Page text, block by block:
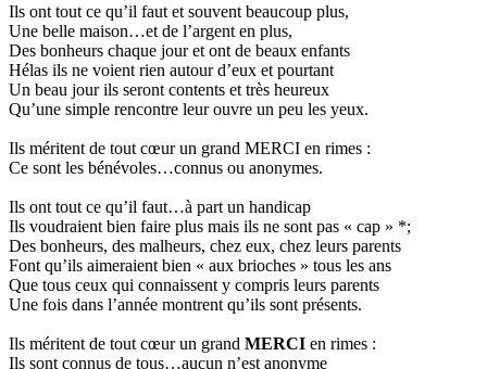
Ils ont tout ce qu’il faut et souvent beaucoup plus,
Une belle maison…et de l’argent en plus,
Des bonheurs chaque jour et ont de beaux enfants
Hélas ils ne voient rien autour d’eux et pourtant
Un beau jour ils seront contents et très heureux
Qu’une simple rencontre leur ouvre un peu les yeux.
Ils méritent de tout cœur un grand MERCI en rimes :
Ce sont les bénévoles…connus ou anonymes.
Ils ont tout ce qu’il faut…à part un handicap
Ils voudraient bien faire plus mais ils ne sont pas « cap » *;
Des bonheurs, des malheurs, chez eux, chez leurs parents
Font qu’ils aimeraient bien « aux brioches » tous les ans
Que tous ceux qui connaissent y compris leurs parents
Une fois dans l’année montrent qu’ils sont présents.
Ils méritent de tout cœur un grand MERCI en rimes :
Ils sont connus de tous…aucun n’est anonyme